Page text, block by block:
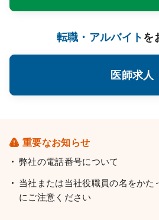
転職・アルバイトを
医師求人
重要なお知らせ
弊社の電話番号について
当社または当社役職員の名をかた
にご注意ください